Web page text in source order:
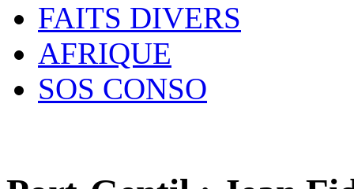
FAITS DIVERS
AFRIQUE
SOS CONSO